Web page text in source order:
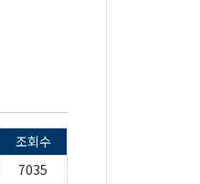
조회수
7035